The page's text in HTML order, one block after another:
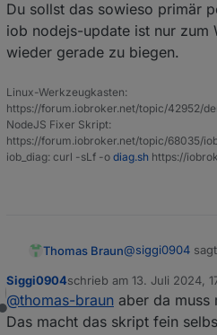
Du sollst das sowieso primär
iob nodejs-update ist nur zum
wieder gerade zu biegen.
Linux-Werkzeugkasten:
https://forum.iobroker.net/topic/42952/
NodeJS Fixer Skript:
https://forum.iobroker.net/topic/68035/
iob_diag: curl -sLf -o diag.sh https://
Thomas Braun@siggi0904
Also mach
Offline
Siggi0904schrieb am 13. Juli 2024,
zuletzt editiert von
@thomas-braun aber da muss
Das macht das skript fein